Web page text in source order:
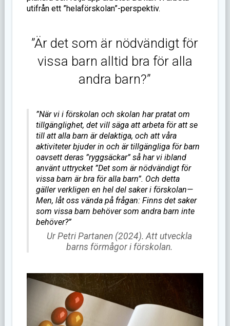
utifrån ett ”helaförskolan”-perspektiv.
”Är det som är nödvändigt för
vissa barn alltid bra för alla
andra barn?”
”När vi i förskolan och skolan har pratat om
tillgänglighet, det vill säga att arbeta för att se
till att alla barn är delaktiga, och att våra
aktiviteter bjuder in och är tillgängliga för barn
oavsett deras ”ryggsäckar” så har vi ibland
använt uttrycket ”Det som är nödvändigt för
vissa barn är bra för alla barn”. Och detta
gäller verkligen en hel del saker i förskolan—
Men, låt oss vända på frågan: Finns det saker
som vissa barn behöver som andra barn inte
behöver?”
Ur Petri Partanen (2024). Att utveckla
barns förmågor i förskolan.